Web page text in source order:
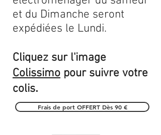
et du Dimanche seront
expédiées le Lundi.
Cliquez sur l'image
Colissimo pour suivre votre
colis.
Frais de port OFFERT Dès 90 €